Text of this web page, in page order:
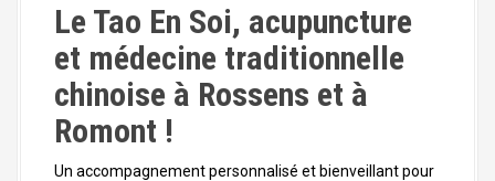
Le Tao En Soi, acupuncture
et médecine traditionnelle
chinoise à Rossens et à
Romont !
Un accompagnement personnalisé et bienveillant pour